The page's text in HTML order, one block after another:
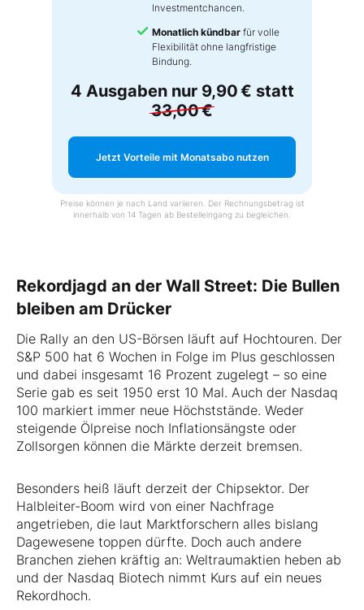
Investmentchancen.
Monatlich kündbar für volle
Flexibilität ohne langfristige
Bindung.
4 Ausgaben nur 9,90 € statt
33,00 €
Jetzt Vorteile mit Monatsabo nutzen
Preise können je nach Land variieren. Der Rechnungsbetrag ist
innerhalb von 14 Tagen ab Bestelleingang zu begleichen.
Rekordjagd an der Wall Street: Die Bullen
bleiben am Drücker
Die Rally an den US-Börsen läuft auf Hochtouren. Der
S&P 500 hat 6 Wochen in Folge im Plus geschlossen
und dabei insgesamt 16 Prozent zugelegt – so eine
Serie gab es seit 1950 erst 10 Mal. Auch der Nasdaq
100 markiert immer neue Höchststände. Weder
steigende Ölpreise noch Inflationsängste oder
Zollsorgen können die Märkte derzeit bremsen.
Besonders heiß läuft derzeit der Chipsektor. Der
Halbleiter-Boom wird von einer Nachfrage
angetrieben, die laut Marktforschern alles bislang
Dagewesene toppen dürfte. Doch auch andere
Branchen ziehen kräftig an: Weltraumaktien heben ab
und der Nasdaq Biotech nimmt Kurs auf ein neues
Rekordhoch.